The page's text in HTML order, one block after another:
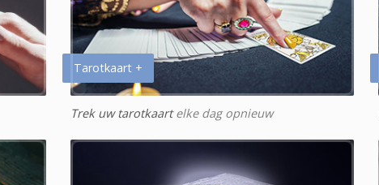
Tarotkaart +
Trek uw tarotkaartelke dag opnieuw